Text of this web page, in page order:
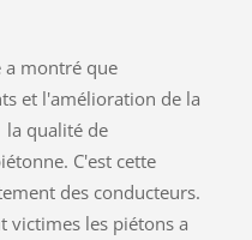
a montré que
et l'amélioration de la
la qualité de
C'est cette
des conducteurs.
victimes les piétons a